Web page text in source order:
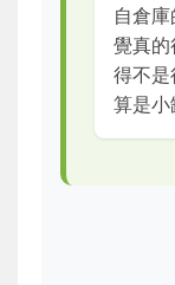
自倉
覺真
得不
算是小